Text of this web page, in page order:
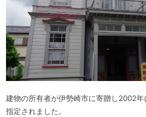
建物の所有者が伊勢崎市に寄贈し2002年
指定されました。